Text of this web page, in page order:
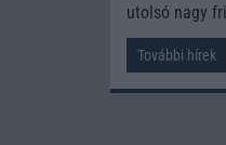
utolsó nagy
További hírek